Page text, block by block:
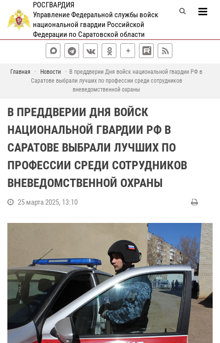
РОСГВАРДИЯ
Управление Федеральной службы войск
национальной гвардии Российской
Федерации по Саратовской области
Главная Новости
В преддверии Дня войск национальной гвардии РФ в
Саратове выбрали лучших по профессии среди сотрудников
вневедомственной охраны
В ПРЕДДВЕРИИ ДНЯ ВОЙСК
НАЦИОНАЛЬНОЙ ГВАРДИИ РФ В
САРАТОВЕ ВЫБРАЛИ ЛУЧШИХ ПО
ПРОФЕССИИ СРЕДИ СОТРУДНИКОВ
ВНЕВЕДОМСТВЕННОЙ ОХРАНЫ
25 марта 2025, 13:10